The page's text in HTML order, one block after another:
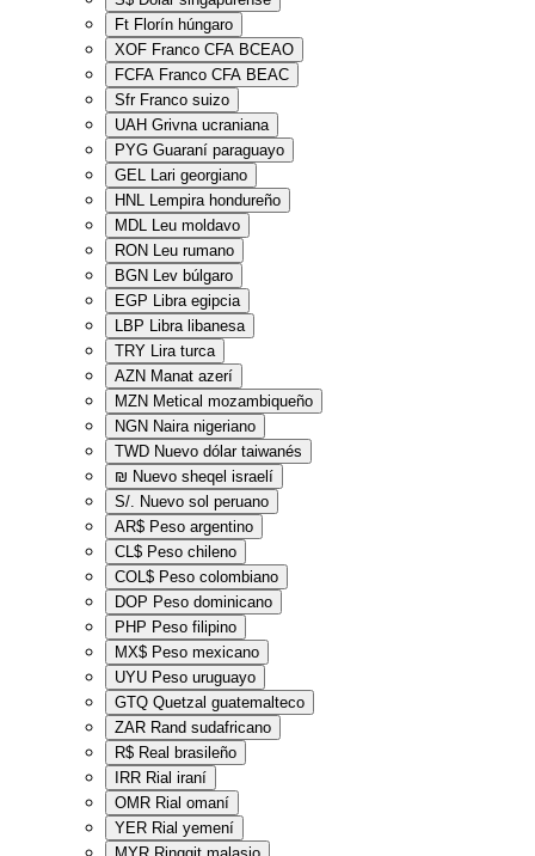
Ft Florín húngaro
XOF Franco CFA BCEAO
FCFA Franco CFA BEAC
Sfr Franco suizo
UAH Grivna ucraniana
PYG Guaraní paraguayo
GEL Lari georgiano
HNL Lempira hondureño
MDL Leu moldavo
RON Leu rumano
BGN Lev búlgaro
EGP Libra egipcia
LBP Libra libanesa
TRY Lira turca
AZN Manat azerí
MZN Metical mozambiqueño
NGN Naira nigeriano
TWD Nuevo dólar taiwanés
₪ Nuevo sheqel israelí
S/. Nuevo sol peruano
AR$ Peso argentino
CL$ Peso chileno
COL$ Peso colombiano
DOP Peso dominicano
PHP Peso filipino
MX$ Peso mexicano
UYU Peso uruguayo
GTQ Quetzal guatemalteco
ZAR Rand sudafricano
R$ Real brasileño
IRR Rial iraní
OMR Rial omaní
YER Rial yemení